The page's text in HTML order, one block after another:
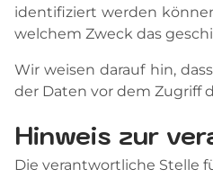
identifiziert werden
welchem Zweck das
Wir weisen darauf hin,
der Daten vor dem Zugriff
Hinweis zur
Die verantwortliche Stelle